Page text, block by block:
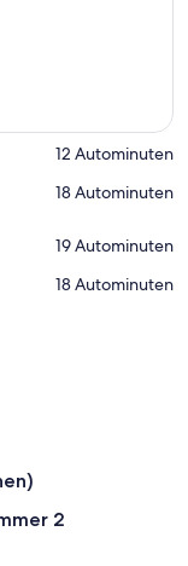
‪12 Autominuten‬
‪18 Autominuten‬
‪19 Autominuten‬
‪18 Autominuten‬
2